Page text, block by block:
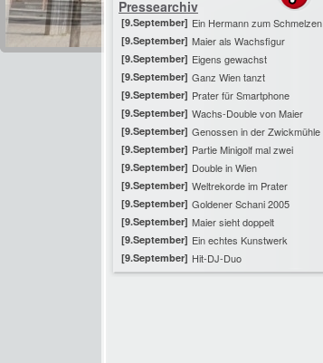
Pressearchiv
[9.September] Ein Hermann zum Schmelzen
[9.September] Maier als Wachsfigur
[9.September] Eigens gewachst
[9.September] Ganz Wien tanzt
[9.September] Prater für Smartphone
[9.September] Wachs-Double von Maier
[9.September] Genossen in der Zwickmühle
[9.September] Partie Minigolf mal zwei
[9.September] Double in Wien
[9.September] Weltrekorde im Prater
[9.September] Goldener Schani 2005
[9.September] Maier sieht doppelt
[9.September] Ein echtes Kunstwerk
[9.September] Hit-DJ-Duo